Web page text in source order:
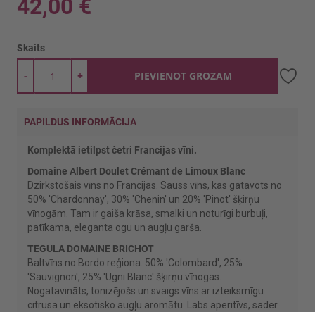
42,00 €
Skaits
+
- PIEVIENOT GROZAM
PAPILDUS INFORMĀCIJA
Komplektā ietilpst četri Francijas vīni.
Domaine Albert Doulet Crémant de Limoux Blanc
Dzirkstošais vīns no Francijas. Sauss vīns, kas gatavots no
50% 'Chardonnay', 30% 'Chenin' un 20% 'Pinot' šķirņu
vīnogām. Tam ir gaiša krāsa, smalki un noturīgi burbuļi,
patīkama, eleganta ogu un augļu garša.
TEGULA DOMAINE BRICHOT
Baltvīns no Bordo reģiona. 50% 'Colombard', 25%
'Sauvignon', 25% 'Ugni Blanc' šķirņu vīnogas.
Nogatavināts, tonizējošs un svaigs vīns ar izteiksmīgu
citrusa un eksotisko augļu aromātu. Labs aperitīvs, sader